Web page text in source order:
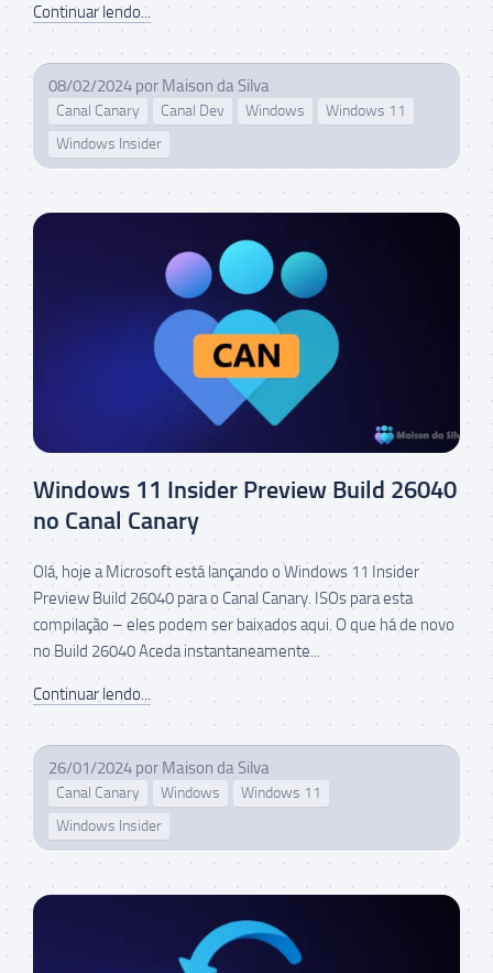
Continuar lendo...
08/02/2024 por Maison da Silva
Canal Canary Canal Dev Windows
Windows 11
Windows Insider
Windows 11 Insider Preview Build 26040
no Canal Canary
Olá, hoje a Microsoft está lançando o Windows 11 Insider
Preview Build 26040 para o Canal Canary. ISOs para esta
compilação – eles podem ser baixados aqui. O que há de novo
no Build 26040 Aceda instantaneamente...
Continuar lendo...
26/01/2024 por Maison da Silva
Canal Canary Windows
Windows 11
Windows Insider